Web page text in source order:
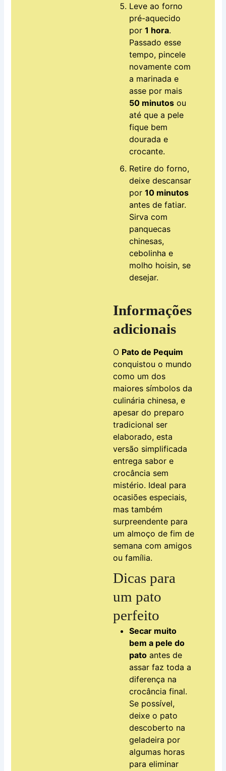
Leve ao forno
pré-aquecido
por 1 hora.
Passado esse
tempo, pincele
novamente com
a marinada e
asse por mais
50 minutos ou
até que a pele
fique bem
dourada e
crocante.
Retire do forno,
deixe descansar
por 10 minutos
antes de fatiar.
Sirva com
panquecas
chinesas,
cebolinha e
molho hoisin, se
desejar.
Informações
adicionais
O Pato de Pequim
conquistou o mundo
como um dos
maiores símbolos da
culinária chinesa, e
apesar do preparo
tradicional ser
elaborado, esta
versão simplificada
entrega sabor e
crocância sem
mistério. Ideal para
ocasiões especiais,
mas também
surpreendente para
um almoço de fim de
semana com amigos
ou família.
Dicas para
um pato
perfeito
Secar muito
bem a pele do
pato antes de
assar faz toda a
diferença na
crocância final.
Se possível,
deixe o pato
descoberto na
geladeira por
algumas horas
para eliminar